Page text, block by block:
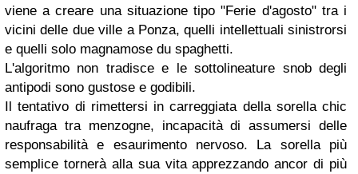
viene a creare una situazione tipo "Ferie d'agosto" tra i
vicini delle due ville a Ponza, quelli intellettuali sinistrorsi
e quelli solo magnamose du spaghetti.
L'algoritmo non tradisce e le sottolineature snob degli
antipodi sono gustose e godibili.
Il tentativo di rimettersi in carreggiata della sorella chic
naufraga tra menzogne, incapacità di assumersi delle
responsabilità e esaurimento nervoso. La sorella più
semplice tornerà alla sua vita apprezzando ancor di più